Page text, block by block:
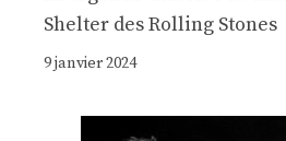
Shelter des Rolling Stones
9 janvier 2024